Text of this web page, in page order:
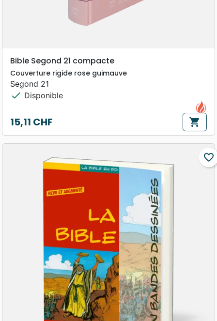
Bible Segond 21 compacte
Couverture rigide rose guimauve
Segond 21
check Disponible
Prix
15,11 CHF shopping_cart
favorite_border